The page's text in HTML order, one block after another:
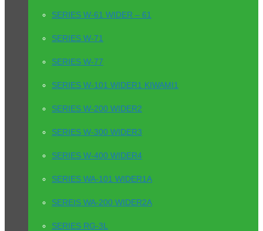
SERIES W-61 WIDER – 61
SERIES W-71
SERIES W-77
SERIES W-101 WIDER1 KIWAMI1
SERIES W-200 WIDER2
SERIES W-300 WIDER3
SERIES W-400 WIDER4
SERIES WA-101 WIDER1A
SEREIS WA-200 WIDER2A
SERIES RG-3L